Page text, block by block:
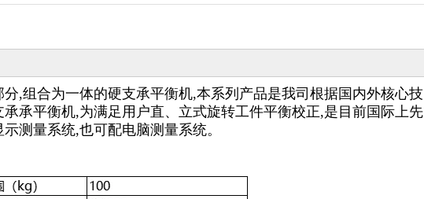
,组合为一体的硬支承平衡机,本系列产品是我司根据国内外核心技
承平衡机,为满足用户直、立式旋转工件平衡校正,是目前国际上先
测量系统,也可配电脑测量系统。